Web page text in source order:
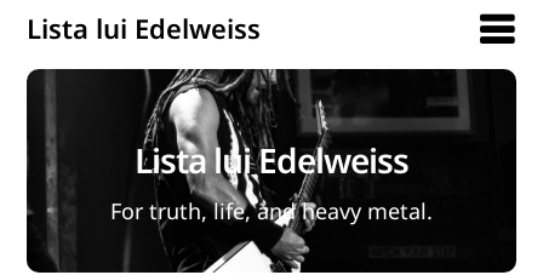
Lista lui Edelweiss
Lista lui Edelweiss
For truth, life, and heavy metal.